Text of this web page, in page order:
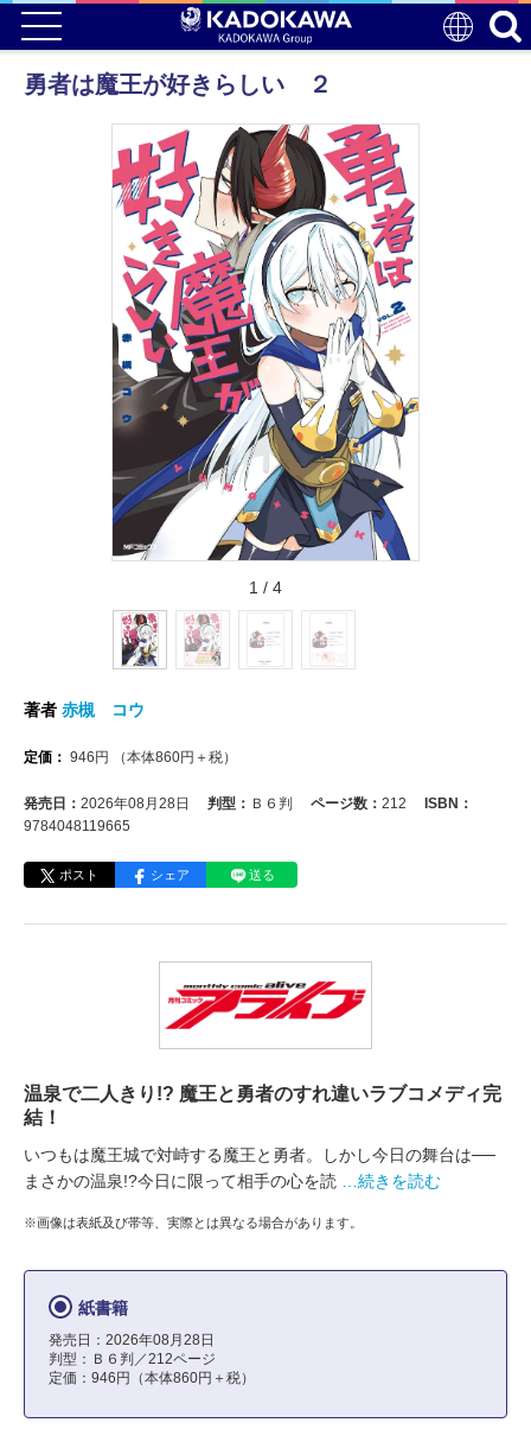
勇者は魔王が好きらしい ２
1 / 4
著者 赤槻 コウ
定価： 946 円 （本体860円＋税）
発売日： 2026年08月28日 判型： Ｂ６判 ページ数： 212
ISBN：
9784048119665
ポスト シェア 送る
温泉で二人きり!? 魔王と勇者のすれ違いラブコメディ完
結！
いつもは魔王城で対峙する魔王と勇者。しかし今日の舞台は──
まさかの温泉!?今日に限って相手の心を読
…続きを読む
※画像は表紙及び帯等、実際とは異なる場合があります。
紙書籍
発売日：2026年08月28日
判型：Ｂ６判／212ページ
定価：946円（本体860円＋税）